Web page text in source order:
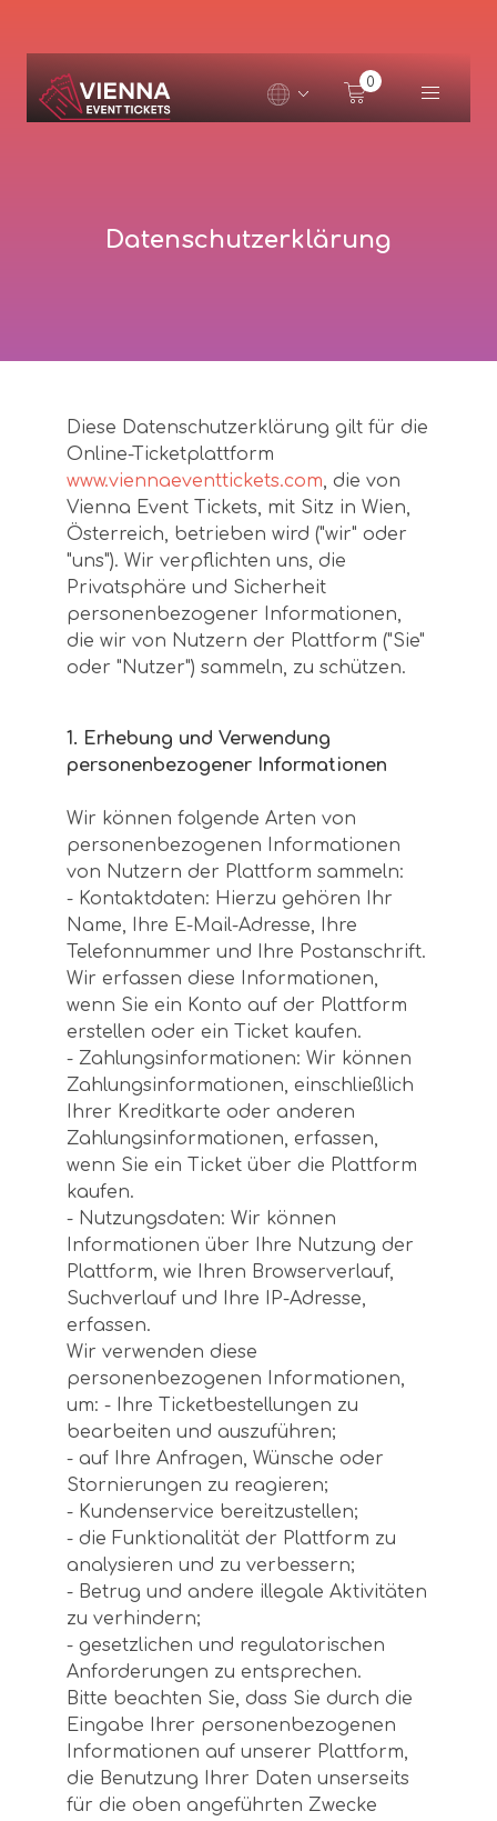
0
Datenschutzerklärung
Diese Datenschutzerklärung gilt für die
Online-Ticketplattform
www.viennaeventtickets.com, die von
Vienna Event Tickets, mit Sitz in Wien,
Österreich, betrieben wird ("wir" oder
"uns"). Wir verpflichten uns, die
Privatsphäre und Sicherheit
personenbezogener Informationen,
die wir von Nutzern der Plattform ("Sie"
oder "Nutzer") sammeln, zu schützen.
1. Erhebung und Verwendung
personenbezogener Informationen
Wir können folgende Arten von
personenbezogenen Informationen
von Nutzern der Plattform sammeln:
- Kontaktdaten: Hierzu gehören Ihr
Name, Ihre E-Mail-Adresse, Ihre
Telefonnummer und Ihre Postanschrift.
Wir erfassen diese Informationen,
wenn Sie ein Konto auf der Plattform
erstellen oder ein Ticket kaufen.
- Zahlungsinformationen: Wir können
Zahlungsinformationen, einschließlich
Ihrer Kreditkarte oder anderen
Zahlungsinformationen, erfassen,
wenn Sie ein Ticket über die Plattform
kaufen.
- Nutzungsdaten: Wir können
Informationen über Ihre Nutzung der
Plattform, wie Ihren Browserverlauf,
Suchverlauf und Ihre IP-Adresse,
erfassen.
Wir verwenden diese
personenbezogenen Informationen,
um: - Ihre Ticketbestellungen zu
bearbeiten und auszuführen;
- auf Ihre Anfragen, Wünsche oder
Stornierungen zu reagieren;
- Kundenservice bereitzustellen;
- die Funktionalität der Plattform zu
analysieren und zu verbessern;
- Betrug und andere illegale Aktivitäten
zu verhindern;
- gesetzlichen und regulatorischen
Anforderungen zu entsprechen.
Bitte beachten Sie, dass Sie durch die
Eingabe Ihrer personenbezogenen
Informationen auf unserer Plattform,
die Benutzung Ihrer Daten unserseits
für die oben angeführten Zwecke